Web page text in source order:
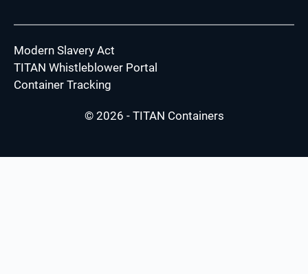
Modern Slavery Act
TITAN Whistleblower Portal
Container Tracking
© 2026 - TITAN Containers